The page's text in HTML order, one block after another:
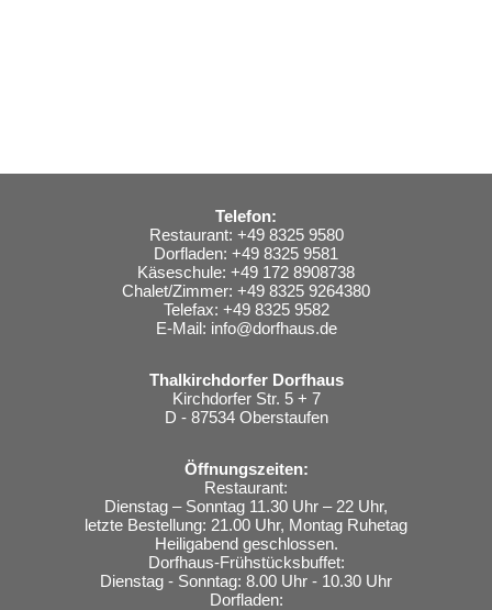
Telefon:
Restaurant: +49 8325 9580
Dorfladen: +49 8325 9581
Käseschule: +49 172 8908738
Chalet/Zimmer: +49 8325 9264380
Telefax: +49 8325 9582
E-Mail: info@dorfhaus.de
Thalkirchdorfer Dorfhaus
Kirchdorfer Str. 5 + 7
D - 87534 Oberstaufen
Öffnungszeiten:
Restaurant:
Dienstag – Sonntag 11.30 Uhr – 22 Uhr,
letzte Bestellung: 21.00 Uhr, Montag Ruhetag
Heiligabend geschlossen.
Dorfhaus-Frühstücksbuffet:
Dienstag - Sonntag: 8.00 Uhr - 10.30 Uhr
Dorfladen: